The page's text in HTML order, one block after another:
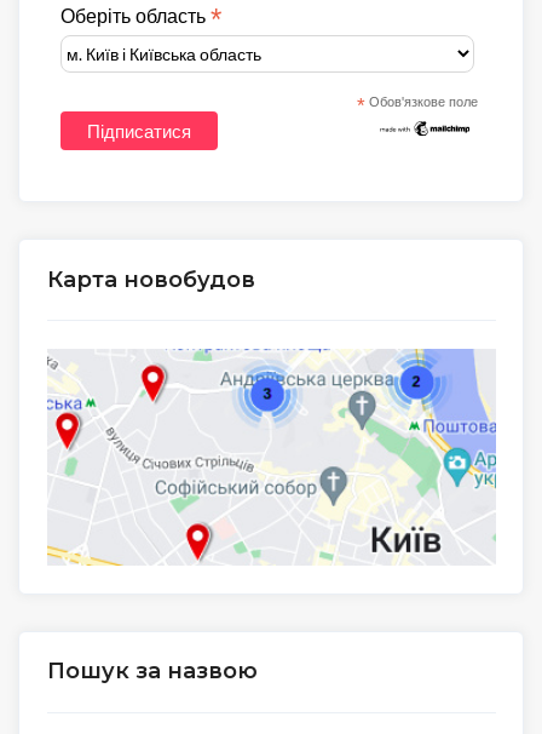
Оберіть область *
* Обов'язкове поле
Карта новобудов
Пошук за назвою